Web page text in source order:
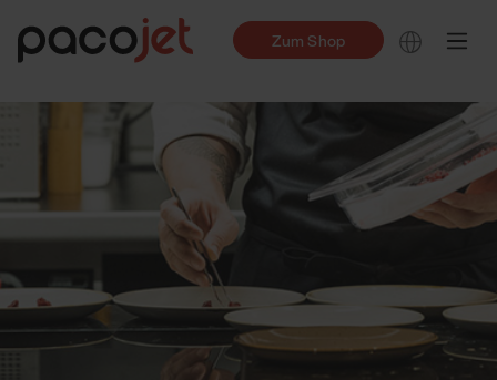
Zum Shop